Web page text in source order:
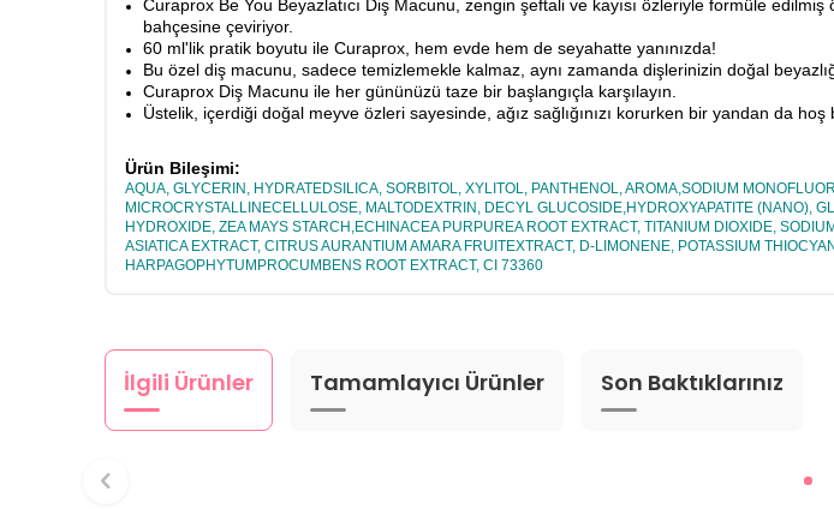
Curaprox Be You Beyazlatıcı Diş Macunu, zengin şeftali ve kayısı özleriyle formüle
bahçesine çeviriyor.
60 ml'lik pratik boyutu ile Curaprox, hem evde hem de seyahatte yanınızda!
Bu özel diş macunu, sadece temizlemekle kalmaz, aynı zamanda dişlerinizin doğal
Curaprox Diş Macunu ile her gününüzü taze bir başlangıçla karşılayın.
Üstelik, içerdiği doğal meyve özleri sayesinde, ağız sağlığınızı korurken bir yandan da hoş
Ürün Bileşimi:
AQUA, GLYCERIN, HYDRATEDSILICA, SORBITOL, XYLITOL, PANTHENOL, AROMA,SODIUM
MICROCRYSTALLINECELLULOSE, MALTODEXTRIN, DECYL GLUCOSIDE,HYDROXYAPATITE (NANO),
HYDROXIDE, ZEA MAYS STARCH,ECHINACEA PURPUREA ROOT EXTRACT, TITANIUM DIOXIDE,
ASIATICA EXTRACT, CITRUS AURANTIUM AMARA FRUITEXTRACT, D-LIMONENE, POTASSIUM
HARPAGOPHYTUMPROCUMBENS ROOT EXTRACT, CI 73360
İlgili Ürünler Tamamlayıcı Ürünler Son Baktıklarınız